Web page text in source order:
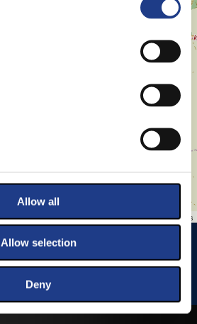
Allow all
Allow selection
Deny
Leaflet| ©OpenStreetMapcontributors
HISTÓRIA KERT ESŐHELYSZÍNE
JEZSUITA TEMPLOMKERT ESŐHELYSZÍNE